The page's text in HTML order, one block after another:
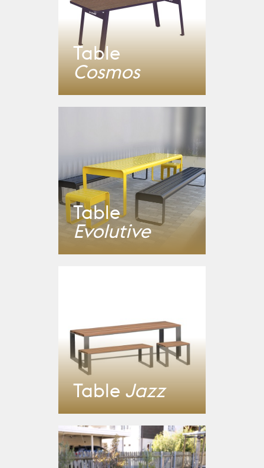
Table
Cosmos
Table
Evolutive
TableJazz